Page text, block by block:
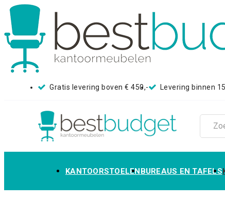
Gratis levering boven € 450,- Levering binnen
KANTOORSTOELENBUREAUS EN TAFELS